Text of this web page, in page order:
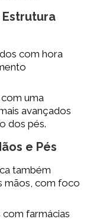
com hora
uma
avançados
dos pés.
e Pés
também
mãos, com foco
com farmácias